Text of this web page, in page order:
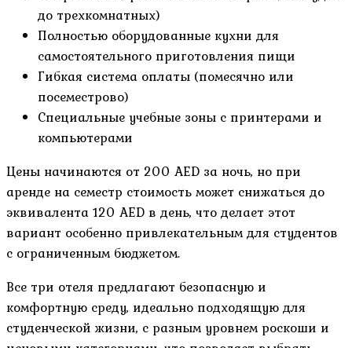
до трехкомнатных)
Полностью оборудованные кухни для
самостоятельного приготовления пищи
Гибкая система оплаты (помесячно или
посеместрово)
Специальные учебные зоны с принтерами и
компьютерами
Цены начинаются от 200 AED за ночь, но при
аренде на семестр стоимость может снижаться до
эквивалента 120 AED в день, что делает этот
вариант особенно привлекательным для студентов
с ограниченным бюджетом.
Все три отеля предлагают безопасную и
комфортную среду, идеально подходящую для
студенческой жизни, с разным уровнем роскоши и